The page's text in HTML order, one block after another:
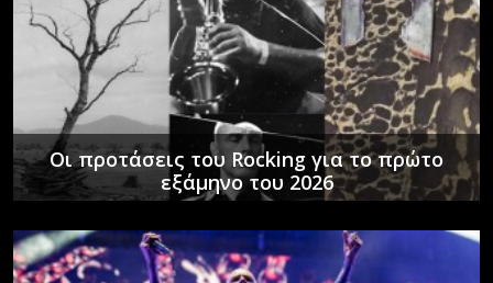
Οι προτάσεις του Rocking για το πρώτο
εξάμηνο του 2026